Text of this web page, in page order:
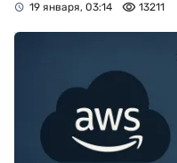
19 января, 03:14 13211